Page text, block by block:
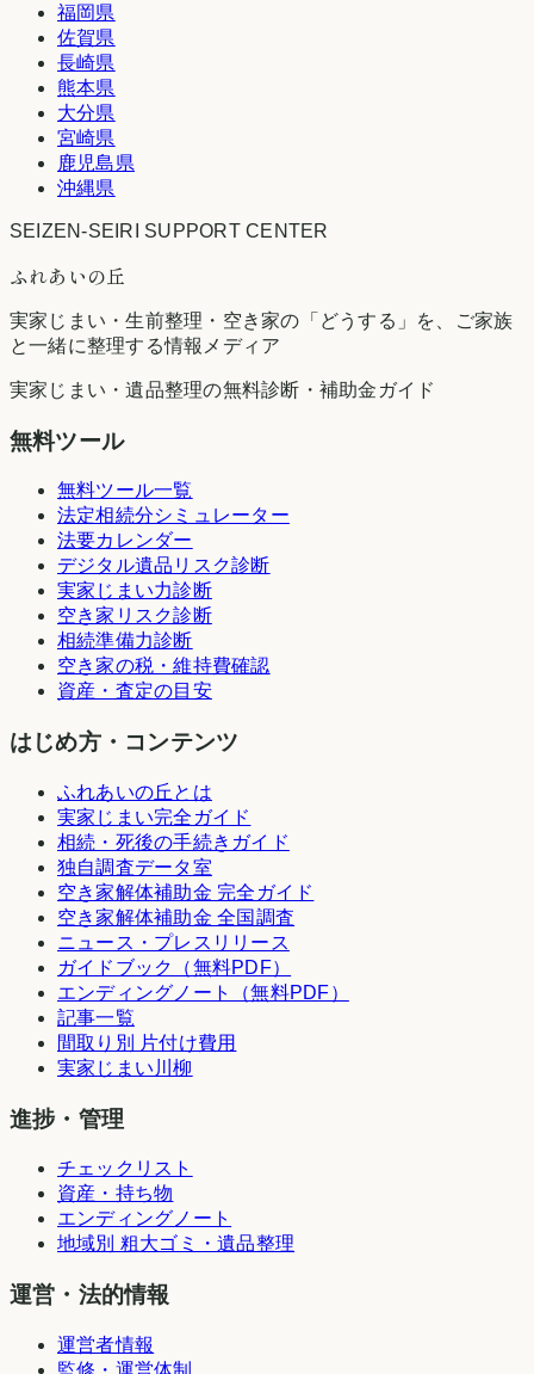
福岡県
佐賀県
長崎県
熊本県
大分県
宮崎県
鹿児島県
沖縄県
SEIZEN-SEIRI SUPPORT CENTER
ふれあいの丘
実家じまい・生前整理・空き家の「どうする」を、ご家族
と一緒に整理する情報メディア
実家じまい・遺品整理の無料診断・補助金ガイド
無料ツール
無料ツール一覧
法定相続分シミュレーター
法要カレンダー
デジタル遺品リスク診断
実家じまい力診断
空き家リスク診断
相続準備力診断
空き家の税・維持費確認
資産・査定の目安
はじめ方・コンテンツ
ふれあいの丘とは
実家じまい完全ガイド
相続・死後の手続きガイド
独自調査データ室
空き家解体補助金 完全ガイド
空き家解体補助金 全国調査
ニュース・プレスリリース
ガイドブック（無料PDF）
エンディングノート（無料PDF）
記事一覧
間取り別 片付け費用
実家じまい川柳
進捗・管理
チェックリスト
資産・持ち物
エンディングノート
地域別 粗大ゴミ・遺品整理
運営・法的情報
運営者情報
監修・運営体制